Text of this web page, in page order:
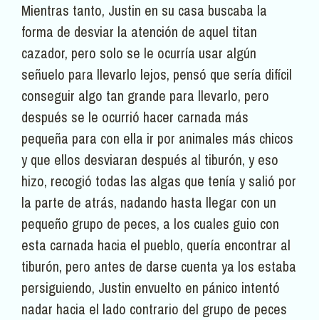
Mientras tanto, Justin en su casa buscaba la
forma de desviar la atención de aquel titan
cazador, pero solo se le ocurría usar algún
señuelo para llevarlo lejos, pensó que sería difícil
conseguir algo tan grande para llevarlo, pero
después se le ocurrió hacer carnada más
pequeña para con ella ir por animales más chicos
y que ellos desviaran después al tiburón, y eso
hizo, recogió todas las algas que tenía y salió por
la parte de atrás, nadando hasta llegar con un
pequeño grupo de peces, a los cuales guio con
esta carnada hacia el pueblo, quería encontrar al
tiburón, pero antes de darse cuenta ya los estaba
persiguiendo, Justin envuelto en pánico intentó
nadar hacia el lado contrario del grupo de peces